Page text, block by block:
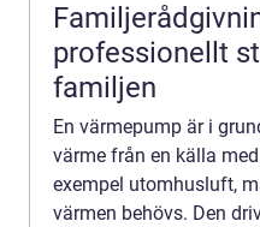
professionellt
familjen
En värmepump är i
värme från en källa med
exempel utomhusluft,
värmen behövs. Den